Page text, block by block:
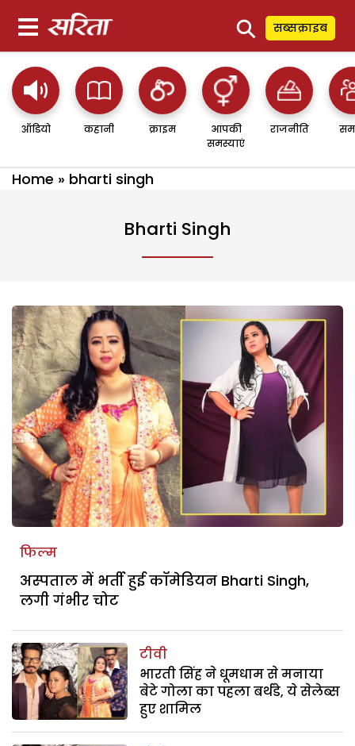
⚲ सब्सक्राइब
ऑडियो कहानी क्राइम
आपकी
समस्याएं
राजनीति
Home » bharti singh
Bharti Singh
फिल्म
अस्पताल में भर्ती हुई कॉमेडियन Bharti Singh,
लगी गंभीर चोट
टीवी
भारती सिंह ने धूमधाम से मनाया
बेटे गोला का पहला बर्थडे, ये सेलेब्स
हुए शामिल